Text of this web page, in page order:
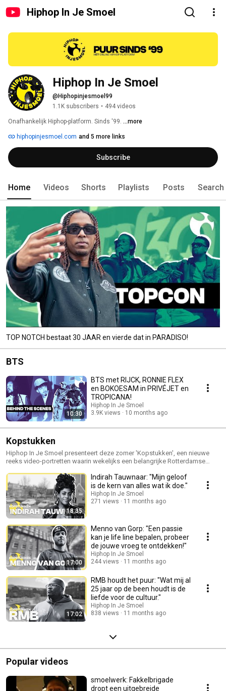
Hiphop In Je Smoel
@Hiphopinjesmoel99
1.1K subscribers • 494 videos
Onafhankelijk Hiphop-platform. Sinds '99. ...more
hiphopinjesmoel.com and 5 more links
Subscribe
Home Videos Shorts Playlists Posts Search
TOP NOTCH bestaat 30 JAAR en vierde dat in PARADISO!
BTS
10:30
BTS met RIJCK, RONNIE FLEX
en BOKOESAM in PRIVÉJET en
TROPICANA!
Hiphop In Je Smoel
3.9K views
10 months ago
Kopstukken
Hiphop In Je Smoel presenteert deze zomer 'Kopstukken', een nieuwe
reeks video-portretten waarin wekelijks een belangrijke Rotterdamse
hoe zetten zij zich in voor de community?
18:35
Indirah Tauwnaar: "Mijn geloof
is de kern van alles wat ik doe."
Hiphop In Je Smoel
271 views
11 months ago
17:00
Menno van Gorp: "Een passie
kan je life line bepalen, probeer
de jouwe vroeg te ontdekken!"
Hiphop In Je Smoel
244 views
11 months ago
17:02
RMB houdt het puur: "Wat mij al
25 jaar op de been houdt is de
liefde voor de cultuur."
Hiphop In Je Smoel
838 views
11 months ago
Popular videos
smoelwerk: Fakkelbrigade
dropt een uitgebreide